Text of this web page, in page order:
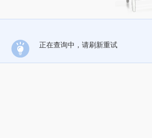
正在查询中，请刷新重试